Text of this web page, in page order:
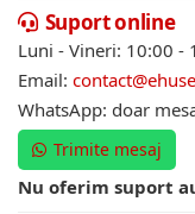
Suport online
Luni - Vineri: 10:00 -
Email:
WhatsApp: doar
Trimite mesaj
Nu oferim suport